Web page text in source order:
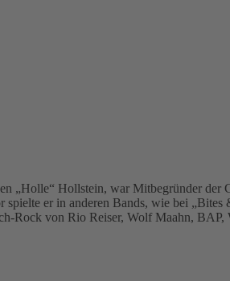
„Holle“ Hollstein, war Mitbegründer der
er in anderen Bands, wie bei „Bites
Rock von Rio Reiser, Wolf Maahn,